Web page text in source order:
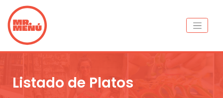
Listado de Platos